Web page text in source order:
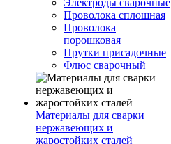
Электроды сварочные
Проволока сплошная
Проволока
порошковая
Прутки присадочные
Флюс сварочный
Материалы для сварки
нержавеющих и
жаростойких сталей